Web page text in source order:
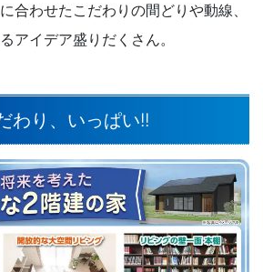
合わせたこだわりの間どりや動線、
アイデア盛りだくさん。
わり、いっぱい!!